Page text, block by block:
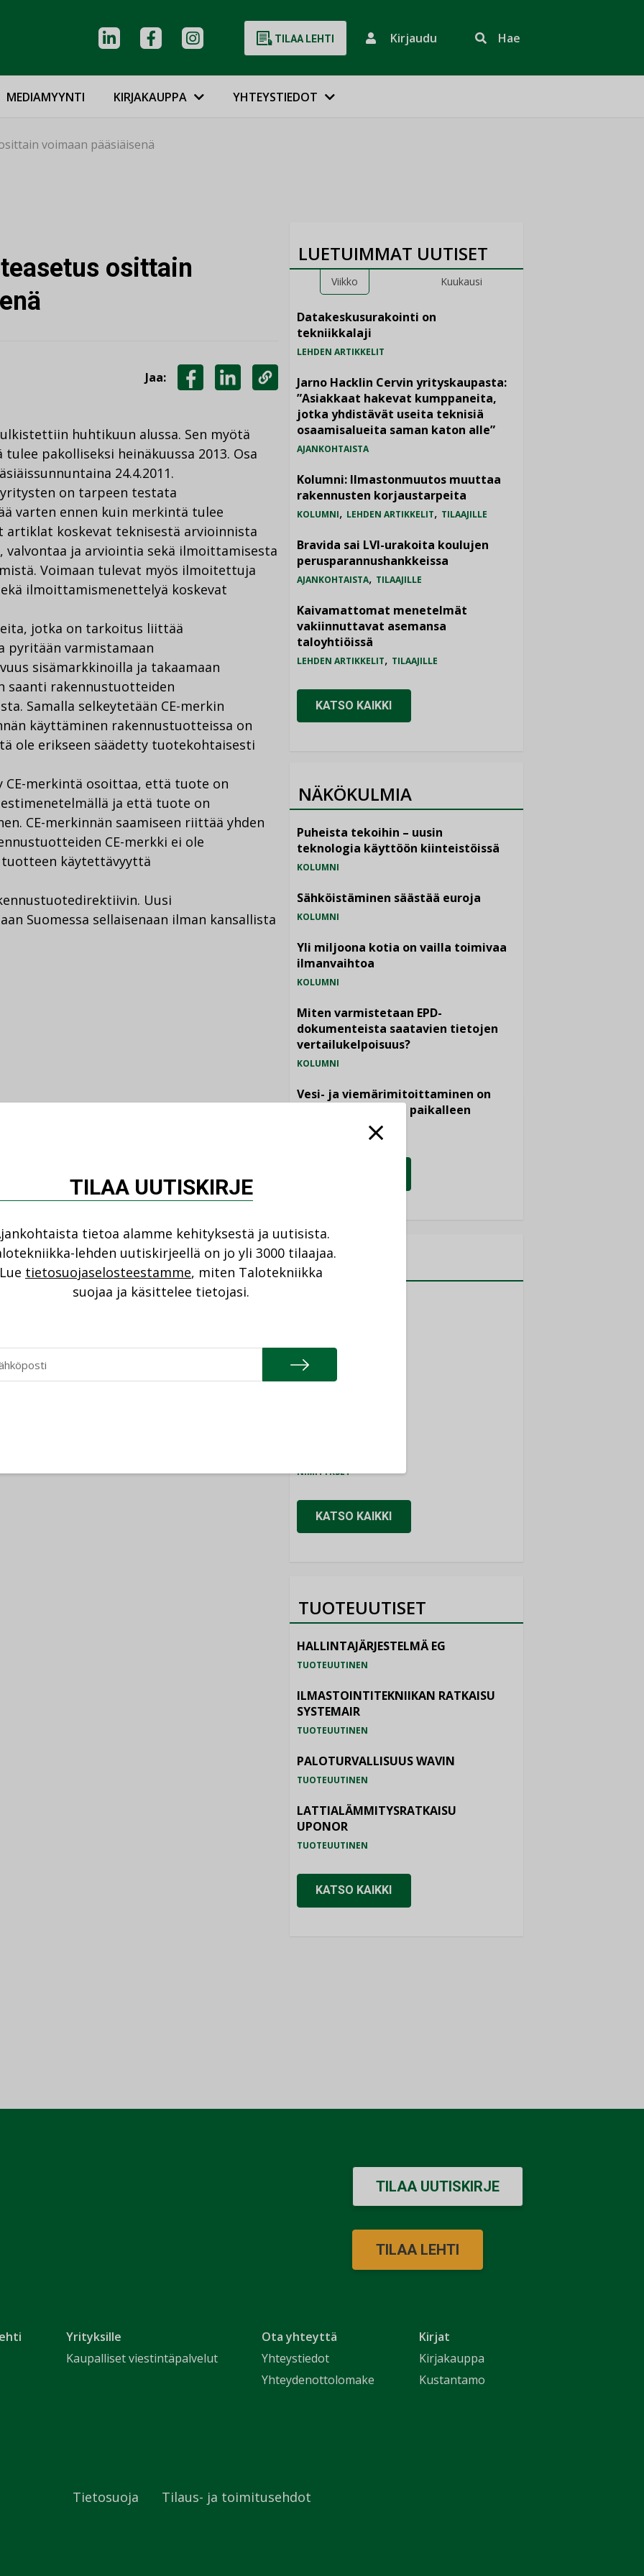
TILAA LEHTI Kirjaudu Hae
MEDIAMYYNTI KIRJAKAUPPA YHTEYSTIEDOT
voimaan pääsiäisenä
osittain
Jaa:
LINKEDINISSÄ
KOPIOI
LINKKI
huhtikuun alussa. Sen myötä
pakolliseksi heinäkuussa 2013. Osa
24.4.2011.
on tarpeen testata
varten ennen kuin merkintä tulee
artiklat koskevat teknisestä arvioinnista
valvontaa ja arviointia sekä ilmoittamisesta
Voimaan tulevat myös ilmoitettuja
ilmoittamismenettelyä koskevat
jotka on tarkoitus liittää
pyritään varmistamaan
sisämarkkinoilla ja takaamaan
saanti rakennustuotteiden
Samalla selkeytetään CE-merkin
käyttäminen rakennustuotteissa on
ole erikseen säädetty tuotekohtaisesti
merkintä osoittaa, että tuote on
ja että tuote on
CE-merkinnän saamiseen riittää yhden
CE-merkki ei ole
tuotteen käytettävyyttä
Uusi
Suomessa sellaisenaan ilman kansallista
kun erilliset
tuodaan
LEHDEN ARTIKKELIT
menetelmät
asemansa
LUETUIMMAT UUTISET
Viikko Kuukausi
Datakeskusurakointi on
tekniikkalaji
LEHDEN ARTIKKELIT
Jarno Hacklin Cervin yrityskaupasta:
”Asiakkaat hakevat kumppaneita,
jotka yhdistävät useita teknisiä
osaamisalueita saman katon alle”
AJANKOHTAISTA
Kolumni: Ilmastonmuutos muuttaa
rakennusten korjaustarpeita
KOLUMNI, LEHDEN ARTIKKELIT, TILAAJILLE
Bravida sai LVI-urakoita koulujen
perusparannushankkeissa
AJANKOHTAISTA, TILAAJILLE
Kaivamattomat menetelmät
vakiinnuttavat asemansa
taloyhtiöissä
LEHDEN ARTIKKELIT, TILAAJILLE
KATSO KAIKKI
NÄKÖKULMIA
Puheista tekoihin – uusin
teknologia käyttöön kiinteistöissä
KOLUMNI
Sähköistäminen säästää euroja
KOLUMNI
Yli miljoona kotia on vailla toimivaa
ilmanvaihtoa
KOLUMNI
Miten varmistetaan EPD-
dokumenteista saatavien tietojen
vertailukelpoisuus?
KOLUMNI
Vesi- ja viemärimitoittaminen on
jämähtänyt ajassa paikalleen
NIMITYKSET
NIMITYKSET
NIMITYKSET
KATSO KAIKKI
TUOTEUUTISET
HALLINTAJÄRJESTELMÄ EG
TUOTEUUTINEN
ILMASTOINTITEKNIIKAN RATKAISU
SYSTEMAIR
TUOTEUUTINEN
PALOTURVALLISUUS WAVIN
TUOTEUUTINEN
LATTIALÄMMITYSRATKAISU
UPONOR
TUOTEUUTINEN
KATSO KAIKKI
Yrityksille
Kaupalliset viestintäpalvelut
Ota yhteyttä
Yhteystiedot
Yhteydenottolomake
Kirjat
Kirjakauppa
Kustantamo
TILAA UUTISKIRJE
TILAA LEHTI
Tietosuoja Tilaus- ja toimitusehdot
TILAA UUTISKIRJE
tietoa alamme kehityksestä ja uutisista.
lehden uutiskirjeellä on jo yli 3000 tilaajaa.
Lue tietosuojaselosteestamme, miten Talotekniikka
suojaa ja käsittelee tietojasi.